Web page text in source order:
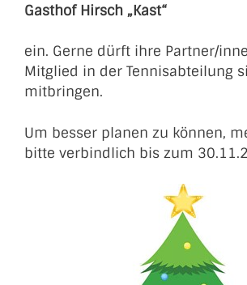
Gasthof Hirsch „Kast“
ein. Gerne dürft ihre Partner/
Mitglied in der Tennisabteilung
mitbringen.
Um besser planen zu können,
bitte verbindlich bis zum